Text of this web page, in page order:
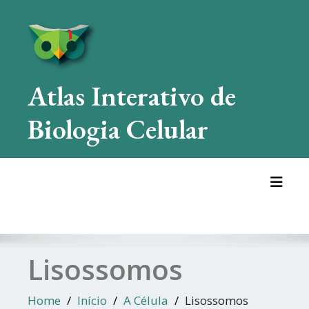
content
Atlas Interativo de
Biologia Celular
Lisossomos
Home Início A Célula Lisossomos